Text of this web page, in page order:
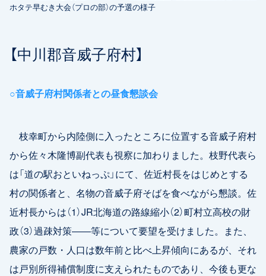
ホタテ早むき大会（プロの部）の予選の様子
【中川郡音威子府村】
○音威子府村関係者との昼食懇談会
枝幸町から内陸側に入ったところに位置する音威子府村
から佐々木隆博副代表も視察に加わりました。枝野代表ら
は「道の駅おといねっぷ」にて、佐近村長をはじめとする
村の関係者と、名物の音威子府そばを食べながら懇談。佐
近村長からは（1）JR北海道の路線縮小（2）町村立高校の財
政（3）過疎対策――等について要望を受けました。また、
農家の戸数・人口は数年前と比べ上昇傾向にあるが、それ
は戸別所得補償制度に支えられたものであり、今後も更な